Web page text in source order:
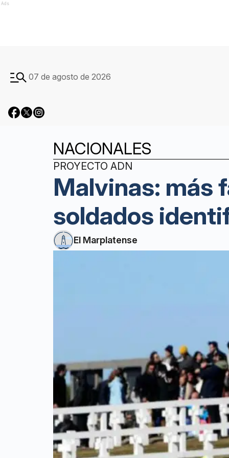
Ads
07 de agosto de 2026
NACIONALES
PROYECTO ADN
Malvinas: más
soldados
El Marplatense